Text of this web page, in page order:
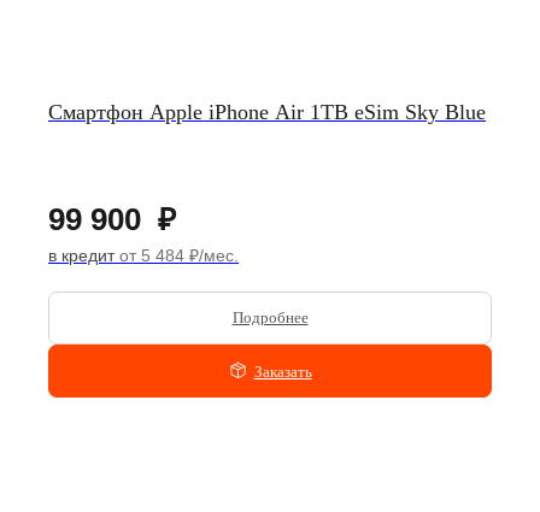
Смартфон Apple iPhone Air 1TB eSim Sky Blue
99 900 ₽
в кредитот 5 484 ₽/мес.
Подробнее
Заказать